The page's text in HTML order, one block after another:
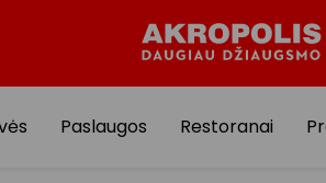
Paslaugos Restoranai